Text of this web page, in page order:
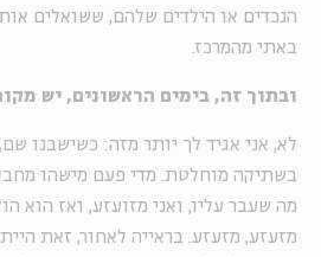
הנכדים או הילדים שלהם, ששואלים
באתי מהמרכז.
ובתוך זה, בימים הראשונים, יש
לא, אני אגיד לך יותר מזה: כשישבנו שם,
בשתיקה מוחלטת. מדי פעם מישהו
מה שעבר עליו, ואני מזועזע, ואז הוא
מזעזע, מזעזע. בראייה לאחור, זאת